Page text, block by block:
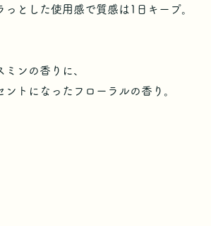
とした使用感で質感は1日キープ。
ンの香りに、
トになったフローラルの香り。